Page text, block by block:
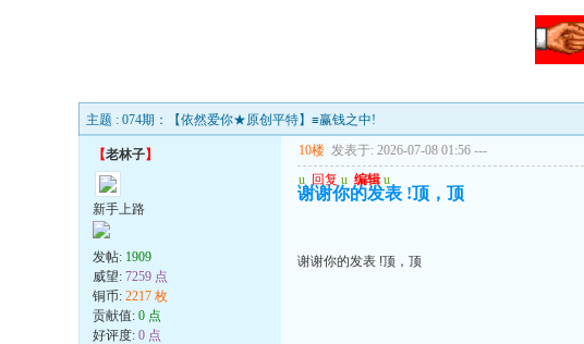
主题 : 074期：【依然爱你★原创平特】≡赢钱之中!
【老林子】
新手上路
发帖: 1909
威望: 7259 点
铜币: 2217 枚
贡献值: 0 点
好评度: 0 点
10楼 发表于: 2026-07-08 01:56 ---
u 回复 u 编辑 u
谢谢你的发表 !顶，顶
谢谢你的发表 !顶，顶